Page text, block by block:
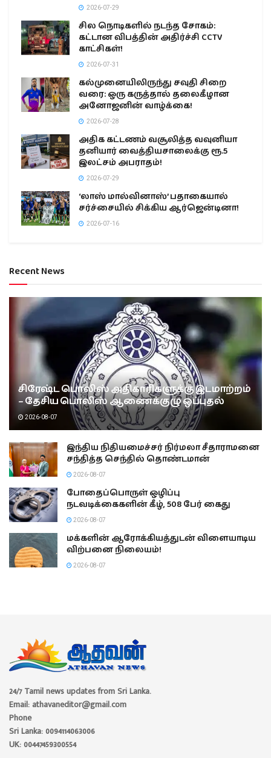
2026-07-29
சில நொடிகளில் நடந்த சோகம்:
கட்டான விபத்தின் அதிர்ச்சி CCTV
காட்சிகள்!
2026-07-31
கல்முனையிலிருந்து சவுதி சிறை
வரை: ஒரு கருத்தால் தலைகீழான
அனோஜனின் வாழ்க்கை!
2026-07-28
அதிக கட்டணம் வசூலித்த வவுனியா
தனியார் வைத்தியசாலைக்கு ரூ.5
இலட்சம் அபராதம்!
2026-07-29
‘லாஸ் மால்வினாஸ்’ பதாகையால்
சர்ச்சையில் சிக்கிய ஆர்ஜென்டினா!
2026-07-16
Recent News
சிரேஷ்ட பொலிஸ் அதிகாரிகளுக்கு இடமாற்றம்
– தேசிய பொலிஸ் ஆணைக்குழு ஒப்புதல்
2026-08-07
இந்திய நிதியமைச்சர் நிர்மலா சீதாராமனை
சந்தித்த செந்தில் தொண்டமான்
2026-08-07
போதைப்பொருள் ஒழிப்பு
நடவடிக்கைகளின் கீழ், 508 பேர் கைது
2026-08-07
மக்களின் ஆரோக்கியத்துடன் விளையாடிய
விற்பனை நிலையம்!
2026-08-07
24/7 Tamil news updates from Sri Lanka.
Email: athavaneditor@gmail.com
Phone
Sri Lanka: 0094114063006
UK: 00447459300554